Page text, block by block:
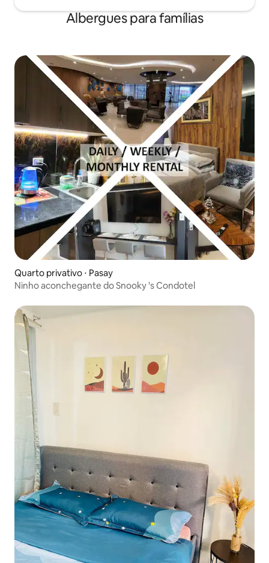
Albergues para famílias
Quarto privativo ⋅ Pasay
Ninho aconchegante do Snooky 's Condotel